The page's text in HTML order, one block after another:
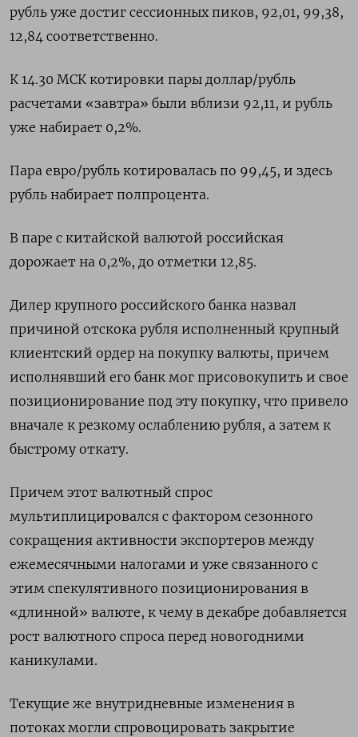
рубль уже достиг сессионных пиков, 92,01, 99,38,
12,84 соответственно.
К 14.30 МСК котировки пары доллар/рубль
расчетами «завтра» были вблизи 92,11, и рубль
уже набирает 0,2%.
Пара евро/рубль котировалась по 99,45, и здесь
рубль набирает полпроцента.
В паре с китайской валютой российская
дорожает на 0,2%, до отметки 12,85.
Дилер крупного российского банка назвал
причиной отскока рубля исполненный крупный
клиентский ордер на покупку валюты, причем
исполнявший его банк мог присовокупить и свое
позиционирование под эту покупку, что привело
вначале к резкому ослаблению рубля, а затем к
быстрому откату.
Причем этот валютный спрос
мультиплицировался с фактором сезонного
сокращения активности экспортеров между
ежемесячными налогами и уже связанного с
этим спекулятивного позиционирования в
«длинной» валюте, к чему в декабре добавляется
рост валютного спроса перед новогодними
каникулами.
Текущие же внутридневные изменения в
потоках могли спровоцировать закрытие